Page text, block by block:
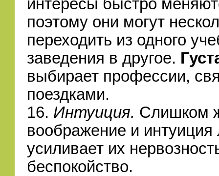
интересы быстро
поэтому они могут
переходить из одного
заведения в другое.
выбирает профессии,
поездками.
16. Интуиция. Слишком
воображение и
усиливает их
беспокойство.